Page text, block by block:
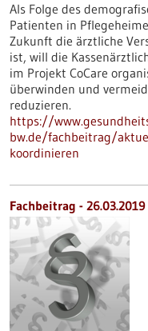
Als Folge des
Patienten in
Zukunft die ärztliche
ist, will die
im Projekt CoCare
überwinden und
reduzieren.
https://
bw.de/fachbeitrag/
koordinieren
Fachbeitrag - 26.03.2019